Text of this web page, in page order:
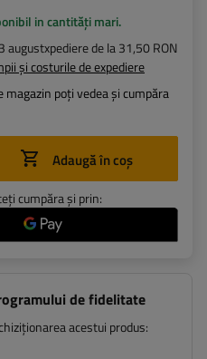
in cantități mari
augustxpediere de la31,50 RON
și costurile de expediere
magazin poți vedea și cumpăra
Adaugă în coș
cumpăra și prin:
de fidelitate
acestui produs: